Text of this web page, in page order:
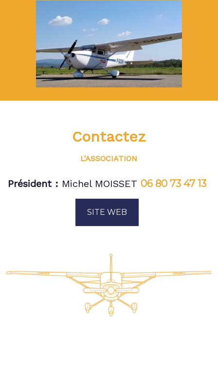
Contactez
L'ASSOCIATION
Président : Michel MOISSET 06 80 73 47 13
SITE WEB